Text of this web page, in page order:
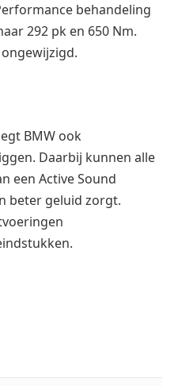
behandeling
292 pk en 650 Nm.
BMW ook
Daarbij kunnen alle
een Active Sound
beter geluid zorgt.